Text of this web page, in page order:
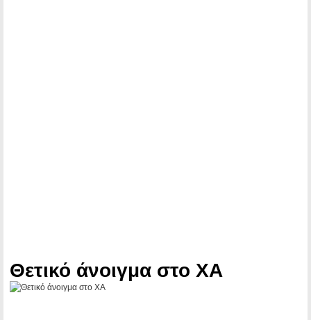
Θετικό άνοιγμα στο ΧΑ